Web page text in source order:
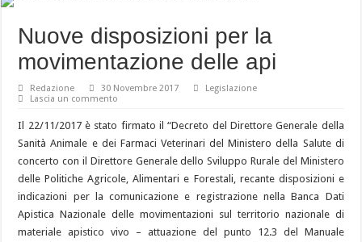
Nuove disposizioni per la
movimentazione delle api
Redazione 30 Novembre 2017
Legislazione
Lascia un commento
Il 22/11/2017 è stato firmato il “Decreto del Direttore Generale della
Sanità Animale e dei Farmaci Veterinari del Ministero della Salute di
concerto con il Direttore Generale dello Sviluppo Rurale del Ministero
delle Politiche Agricole, Alimentari e Forestali, recante disposizioni e
indicazioni per la comunicazione e registrazione nella Banca Dati
Apistica Nazionale delle movimentazioni sul territorio nazionale di
materiale apistico vivo – attuazione del punto 12.3 del Manuale